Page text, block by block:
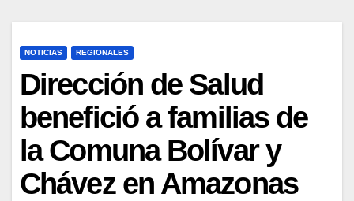
NOTICIAS REGIONALES
Dirección de Salud
benefició a familias de
la Comuna Bolívar y
Chávez en Amazonas